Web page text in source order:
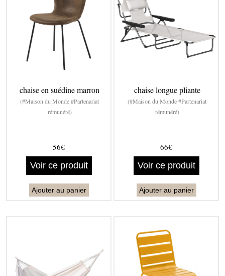
chaise en suédine marron
(#Maison du Monde #Partenariat
rémunéré)
56€
Voir ce produit
Ajouter au panier
chaise longue pliante
(#Maison du Monde #Partenariat
rémunéré)
66€
Voir ce produit
Ajouter au panier